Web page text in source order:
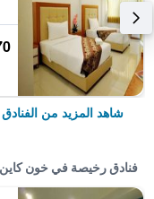
شاهد المزيد من الفنادق
فنادق رخيصة في خون كاين